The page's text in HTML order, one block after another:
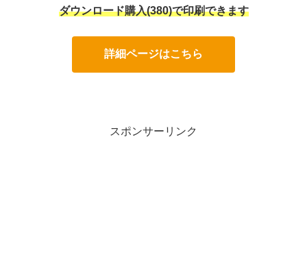
ダウンロード購入(380)で印刷できます
詳細ページはこちら
スポンサーリンク